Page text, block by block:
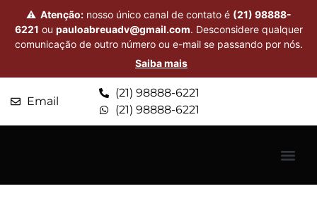
⚠ Atenção:nosso único canal de contato é (21) 98888-
6221 ou pauloabreuadv@gmail.com. Desconsidere qualquer
comunicação de outro número ou e-mail se passando por nós.
Saiba mais
Email
(21) 98888-6221
(21) 98888-6221